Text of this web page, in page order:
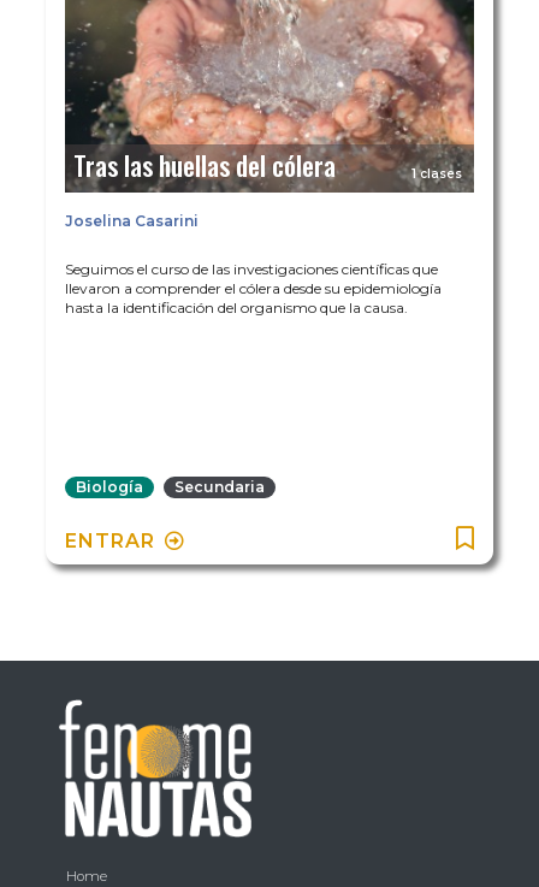
Tras las huellas del cólera 1 clases
Joselina Casarini
Seguimos el curso de las investigaciones científicas que
llevaron a comprender el cólera desde su epidemiología
hasta la identificación del organismo que la causa.
Biología Secundaria
ENTRAR
Home